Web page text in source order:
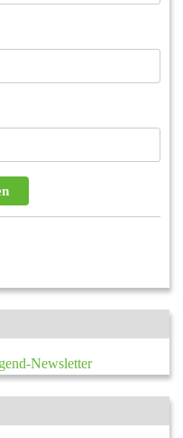
Newsletter